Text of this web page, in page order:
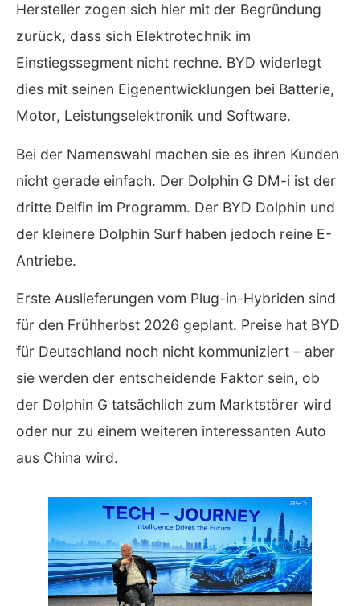
Hersteller zogen sich hier mit der Begründung
zurück, dass sich Elektrotechnik im
Einstiegssegment nicht rechne. BYD widerlegt
dies mit seinen Eigenentwicklungen bei Batterie,
Motor, Leistungselektronik und Software.
Bei der Namenswahl machen sie es ihren Kunden
nicht gerade einfach. Der Dolphin G DM-i ist der
dritte Delfin im Programm. Der BYD Dolphin und
der kleinere Dolphin Surf haben jedoch reine E-
Antriebe.
Erste Auslieferungen vom Plug-in-Hybriden sind
für den Frühherbst 2026 geplant. Preise hat BYD
für Deutschland noch nicht kommuniziert – aber
sie werden der entscheidende Faktor sein, ob
der Dolphin G tatsächlich zum Marktstörer wird
oder nur zu einem weiteren interessanten Auto
aus China wird.